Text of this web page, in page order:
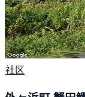
社区